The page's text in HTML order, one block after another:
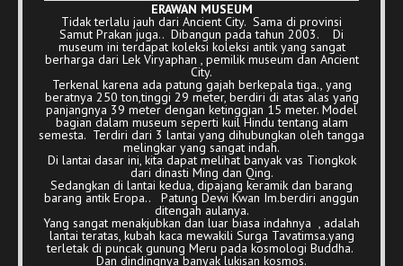
ERAWAN MUSEUM
Tidak terlalu jauh dari Ancient City. Sama di provinsi
Samut Prakan juga.. Dibangun pada tahun 2003. Di
museum ini terdapat koleksi koleksi antik yang sangat
berharga dari Lek Viryaphan , pemilik museum dan Ancient
City.
Terkenal karena ada patung gajah berkepala tiga., yang
beratnya 250 ton,tinggi 29 meter, berdiri di atas alas yang
panjangnya 39 meter dengan ketinggian 15 meter. Model
bagian dalam museum seperti kuil Hindu tentang alam
semesta. Terdiri dari 3 lantai yang dihubungkan oleh tangga
melingkar yang sangat indah.
Di lantai dasar ini, kita dapat melihat banyak vas Tiongkok
dari dinasti Ming dan Qing.
Sedangkan di lantai kedua, dipajang keramik dan barang
barang antik Eropa.. Patung Dewi Kwan Im.berdiri anggun
ditengah aulanya.
Yang sangat menakjubkan dan luar biasa indahnya , adalah
lantai teratas, kubah kaca mewakili Surga Tavatimsa.yang
terletak di puncak gunung Meru pada kosmologi Buddha.
Dan dindingnya banyak lukisan kosmos.